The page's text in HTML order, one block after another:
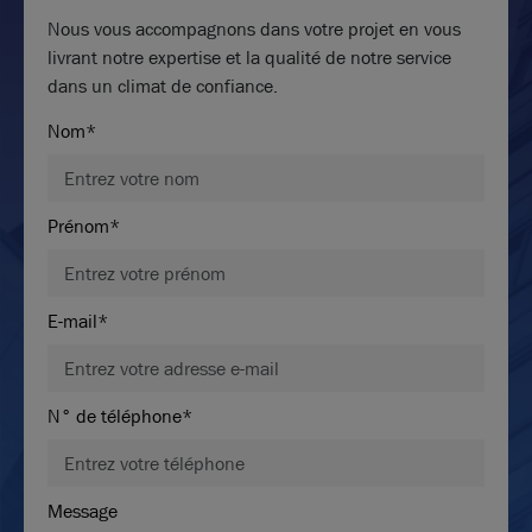
Vous n’avez pas trouvé l’offre qu’il vous faut ?
Soyez alerté quand de nouvelles annonces sont
Nous vous accompagnons dans votre projet en vous
livrant notre expertise et la qualité de notre service
dans un climat de confiance.
Nom*
Prénom*
E-mail*
N° de téléphone*
Message